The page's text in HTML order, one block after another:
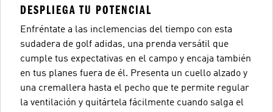
DESPLIEGA TU POTENCIAL
Enfréntate a las inclemencias del tiempo con esta
sudadera de golf adidas, una prenda versátil que
cumple tus expectativas en el campo y encaja también
en tus planes fuera de él. Presenta un cuello alzado y
una cremallera hasta el pecho que te permite regular
la ventilación y quitártela fácilmente cuando salga el